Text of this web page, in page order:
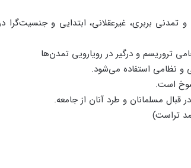
بربری، غیرعقلانی، ابتدایی و جنسیت‌گرا
تروریسم و درگیر در رویارویی تمدن‌ها
و نظامی استفاده می‌‌شود.
است.
مسلمانان و طرد آنان از جامعه.
تراست)